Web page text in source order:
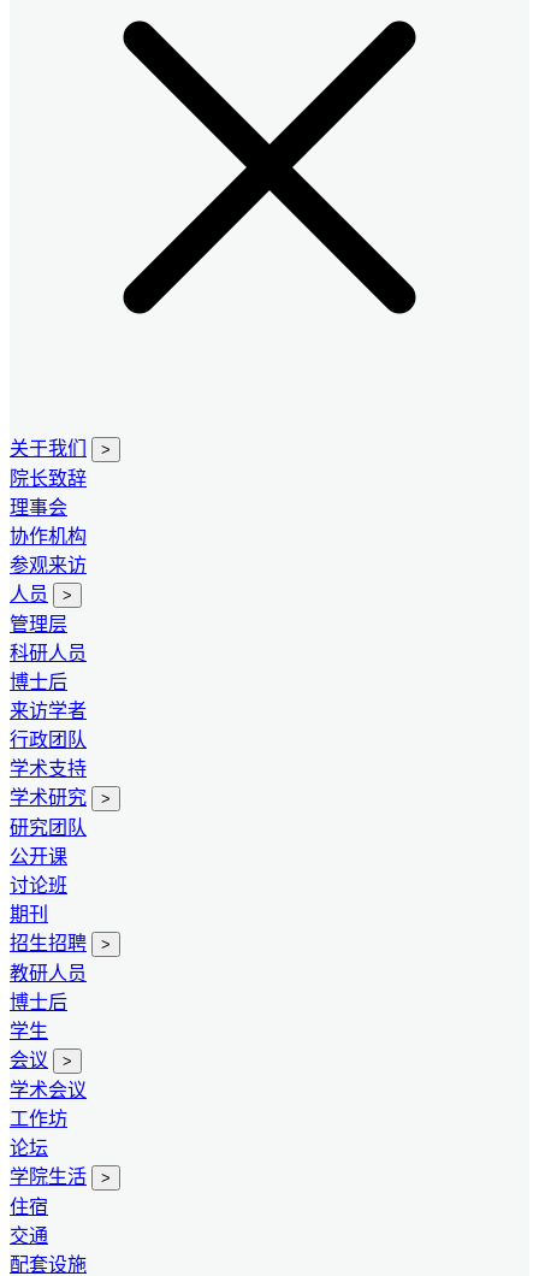
关于我们 >
院长致辞
理事会
协作机构
参观来访
人员
>
管理层
科研人员
博士后
来访学者
行政团队
学术支持
学术研究
>
研究团队
公开课
讨论班
期刊
招生招聘
>
教研人员
博士后
学生
会议
>
学术会议
工作坊
论坛
学院生活
>
住宿
交通
配套设施